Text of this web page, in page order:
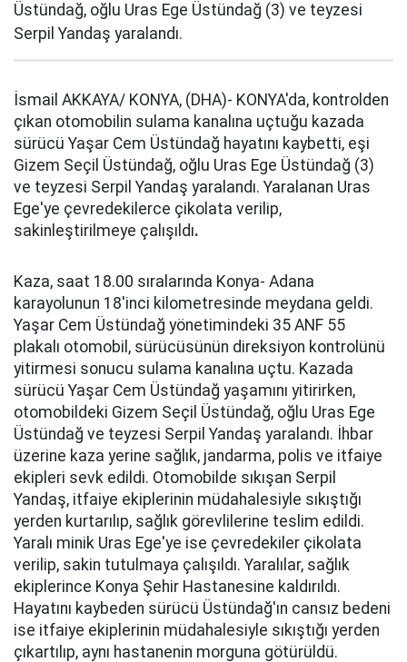
Üstündağ, oğlu Uras Ege Üstündağ (3) ve teyzesi
Serpil Yandaş yaralandı.
İsmail AKKAYA/ KONYA, (DHA)- KONYA'da, kontrolden
çıkan otomobilin sulama kanalına uçtuğu kazada
sürücü Yaşar Cem Üstündağ hayatını kaybetti, eşi
Gizem Seçil Üstündağ, oğlu Uras Ege Üstündağ (3)
ve teyzesi Serpil Yandaş yaralandı. Yaralanan Uras
Ege'ye çevredekilerce çikolata verilip,
sakinleştirilmeye çalışıldı.
Kaza, saat 18.00 sıralarında Konya- Adana
karayolunun 18'inci kilometresinde meydana geldi.
Yaşar Cem Üstündağ yönetimindeki 35 ANF 55
plakalı otomobil, sürücüsünün direksiyon kontrolünü
yitirmesi sonucu sulama kanalına uçtu. Kazada
sürücü Yaşar Cem Üstündağ yaşamını yitirirken,
otomobildeki Gizem Seçil Üstündağ, oğlu Uras Ege
Üstündağ ve teyzesi Serpil Yandaş yaralandı. İhbar
üzerine kaza yerine sağlık, jandarma, polis ve itfaiye
ekipleri sevk edildi. Otomobilde sıkışan Serpil
Yandaş, itfaiye ekiplerinin müdahalesiyle sıkıştığı
yerden kurtarılıp, sağlık görevlilerine teslim edildi.
Yaralı minik Uras Ege'ye ise çevredekiler çikolata
verilip, sakin tutulmaya çalışıldı. Yaralılar, sağlık
ekiplerince Konya Şehir Hastanesine kaldırıldı.
Hayatını kaybeden sürücü Üstündağ'ın cansız bedeni
ise itfaiye ekiplerinin müdahalesiyle sıkıştığı yerden
çıkartılıp, aynı hastanenin morguna götürüldü.